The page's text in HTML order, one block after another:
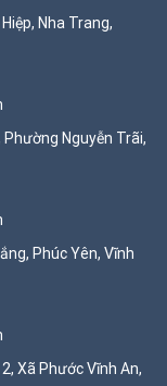
Nha Trang,
Nguyễn Trãi,
Phúc Yên, Vĩnh
Xã Phước Vĩnh An,